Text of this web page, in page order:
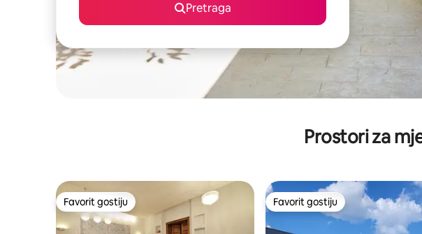
Pretraga
Prostori za
Favorit gostiju
Favorit gostiju Favorit gostiju
Favorit gostiju